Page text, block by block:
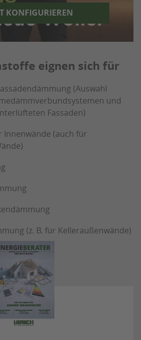
KONFIGURIEREN
eignen sich für
(Auswahl
und
Fassaden)
Innenwände (auch für
(z. B. für Kelleraußenwände)